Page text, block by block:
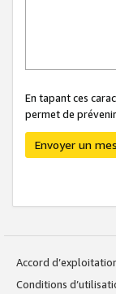
En tapant ces
permet de
Envoyer un
Accord
Conditions